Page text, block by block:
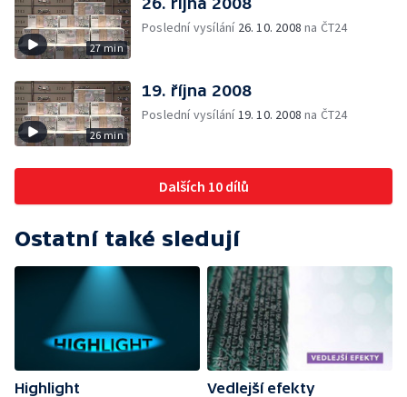
27 min
Poslední vysílání 26. 10. 2008 na ČT24
26 min
19. října 2008
Poslední vysílání19. 10. 2008 na ČT24
Dalších 10 dílů
Ostatní také sledují
Highlight
Vedlejší efekty